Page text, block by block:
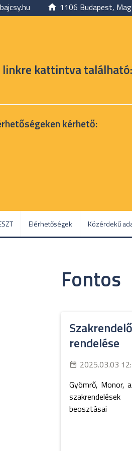
1106 Budapest,
kattintva található:
kérhető:
Elérhetőségek Közérdekű
Fontos
rendelése
2025.03.03
Gyömrő, Monor,
beosztásai